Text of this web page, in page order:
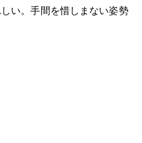
い。手間を惜しまない姿勢